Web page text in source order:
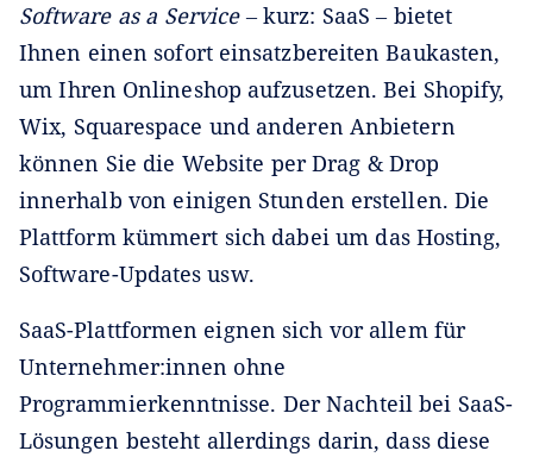
Software as a Service‒ kurz: SaaS ‒ bietet
Ihnen einen sofort einsatzbereiten Baukasten,
um Ihren Onlineshop aufzusetzen. Bei Shopify,
Wix, Squarespace und anderen Anbietern
können Sie die Website per Drag & Drop
innerhalb von einigen Stunden erstellen. Die
Plattform kümmert sich dabei um das Hosting,
Software-Updates usw.
SaaS-Plattformen eignen sich vor allem für
Unternehmer:innen ohne
Programmierkenntnisse. Der Nachteil bei SaaS-
Lösungen besteht allerdings darin, dass diese